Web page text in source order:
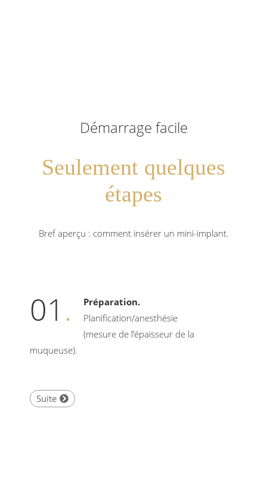
Démarrage facile
Seulement quelques
étapes
Bref aperçu : comment insérer un mini-implant.
01 .
Préparation.
Planification/anesthésie
(mesure de l’épaisseur de la
muqueuse).
Suite